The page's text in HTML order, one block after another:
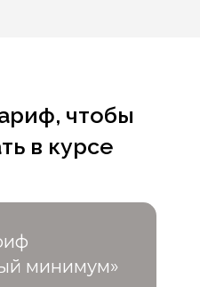
чтобы
в курсе
минимум»